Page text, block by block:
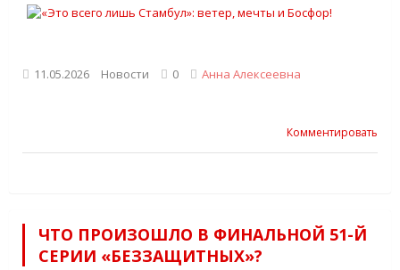
11.05.2026 Новости 0 Анна Алексеевна
Комментировать
ЧТО ПРОИЗОШЛО В ФИНАЛЬНОЙ 51-Й
СЕРИИ «БЕЗЗАЩИТНЫХ»?